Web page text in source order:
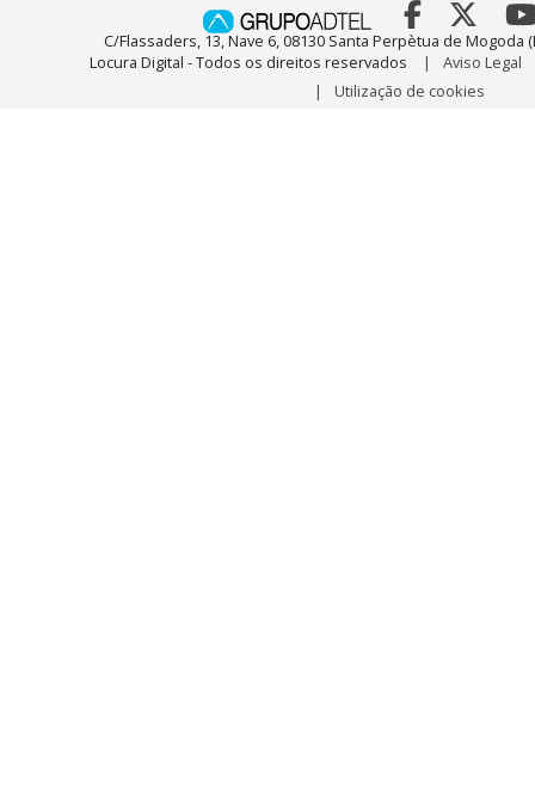
C/Flassaders, 13, Nave 6, 08130 Santa Perpètua de Mogoda
Locura Digital - Todos os direitos reservados
Aviso Legal
Utilização de cookies